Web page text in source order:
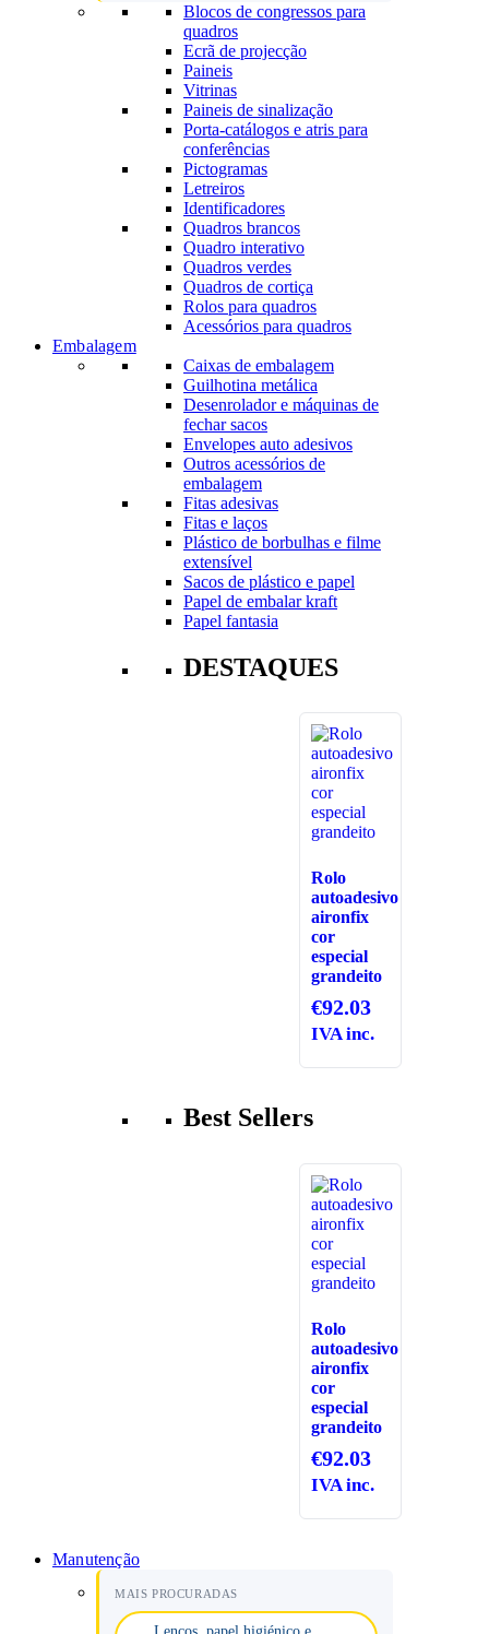
Blocos de congressos para
quadros
Ecrã de projecção
Paineis
Vitrinas
Paineis de sinalização
Porta-catálogos e atris para
conferências
Pictogramas
Letreiros
Identificadores
Quadros brancos
Quadro interativo
Quadros verdes
Quadros de cortiça
Rolos para quadros
Acessórios para quadros
Embalagem
Caixas de embalagem
Guilhotina metálica
Desenrolador e máquinas de
fechar sacos
Envelopes auto adesivos
Outros acessórios de
embalagem
Fitas adesivas
Fitas e laços
Plástico de borbulhas e filme
extensível
Sacos de plástico e papel
Papel de embalar kraft
Papel fantasia
DESTAQUES
Rolo
autoadesivo
aironfix
cor
especial
grandeito
€92.03
IVA inc.
Best Sellers
Rolo
autoadesivo
aironfix
cor
especial
grandeito
€92.03
IVA inc.
Manutenção
MAIS PROCURADAS